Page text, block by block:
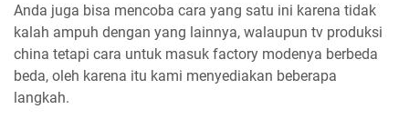
Anda juga bisa mencoba cara yang satu ini karena tidak
kalah ampuh dengan yang lainnya, walaupun tv produksi
china tetapi cara untuk masuk factory modenya berbeda
beda, oleh karena itu kami menyediakan beberapa
langkah.